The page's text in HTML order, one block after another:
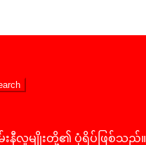
နီလူမျိုးတို့၏ ပုံရိပ်ဖြစ်သည်။